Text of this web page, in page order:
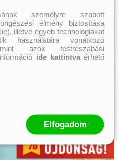
személyre szabott
élmény biztosítása
illetve egyéb technológiákat
használatára vonatkozó
azok testreszabási
ide kattintvaérhető
Elfogadom